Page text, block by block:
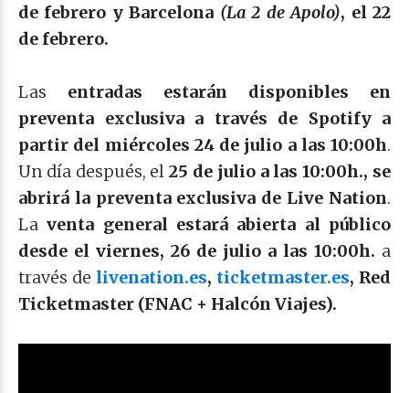
de febrero y Barcelona (La 2 de Apolo), el 22
de febrero.
Las entradas estarán disponibles en
preventa exclusiva a través de Spotify a
partir del miércoles 24 de julio a las 10:00h.
Un día después, el25 de julio a las 10:00h., se
abrirá la preventa exclusiva de Live Nation.
Laventa general estará abierta al público
desde el viernes, 26 de julio a las 10:00h. a
través de livenation.es, ticketmaster.es, Red
Ticketmaster (FNAC + Halcón Viajes).